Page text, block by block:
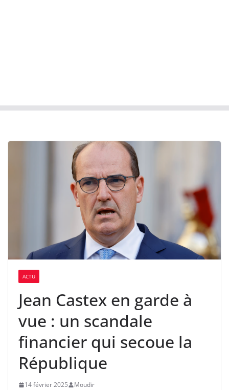
ACTU
Jean Castex en garde à
vue : un scandale
financier qui secoue la
République
14 février 2025 Moudir